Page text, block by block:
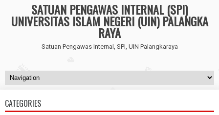
SATUAN PENGAWAS INTERNAL (SPI)
UNIVERSITAS ISLAM NEGERI (UIN) PALANGKA
RAYA
Satuan Pengawas Internal, SPI, UIN Palangkaraya
CATEGORIES